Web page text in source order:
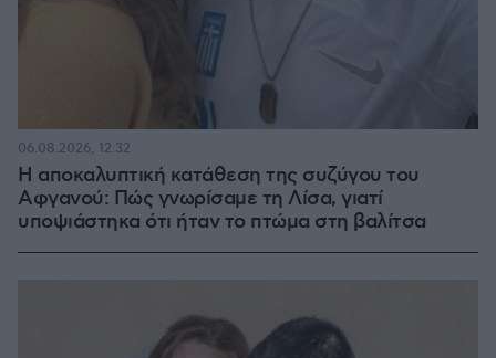
Η αποκαλυπτική κατάθεση της συζύγου του
Αφγανού: Πώς γνωρίσαμε τη Λίσα, γιατί
υποψιάστηκα ότι ήταν το πτώμα στη βαλίτσα
06.08.2026, 12:32